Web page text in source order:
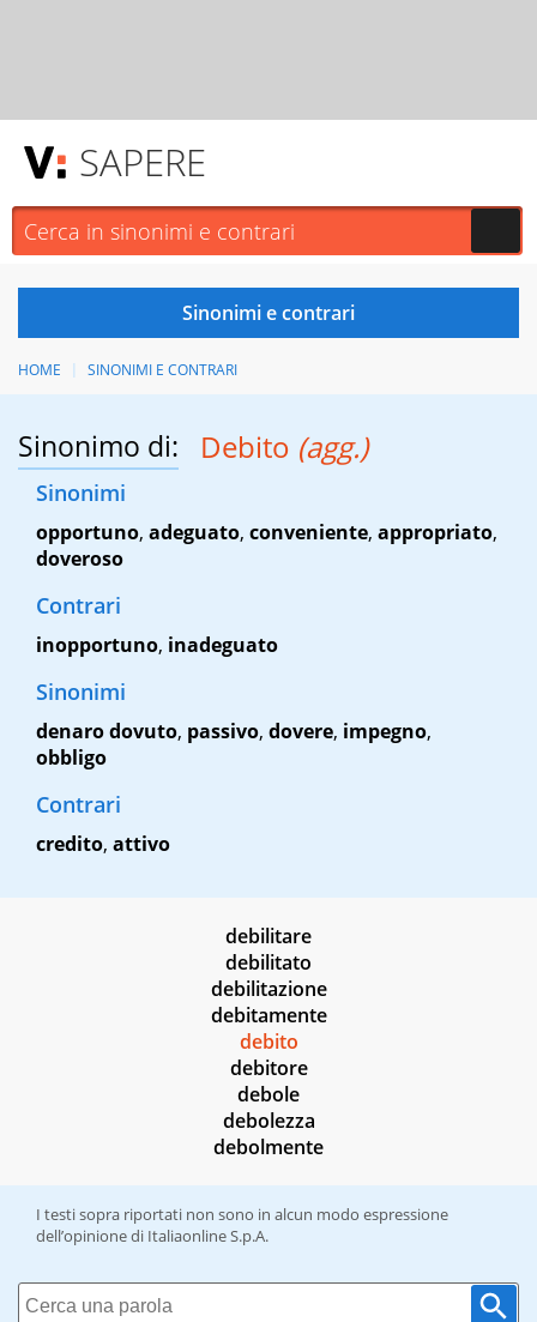
SAPERE
HOME SINONIMI E CONTRARI
Sinonimo di: Debito (agg.)
Sinonimi
opportuno, adeguato, conveniente, appropriato,
doveroso
Contrari
inopportuno, inadeguato
Sinonimi
denaro dovuto, passivo, dovere, impegno,
obbligo
Contrari
credito, attivo
debilitare
debilitato
debilitazione
debitamente
debito
debitore
debole
debolezza
debolmente
I testi sopra riportati non sono in alcun modo espressione
dell’opinione di Italiaonline S.p.A.